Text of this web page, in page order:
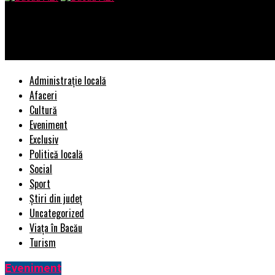
Administrație locală
Afaceri
Cultură
Eveniment
Exclusiv
Politică locală
Social
Sport
Știri din județ
Uncategorized
Viața în Bacău
Turism
Eveniment